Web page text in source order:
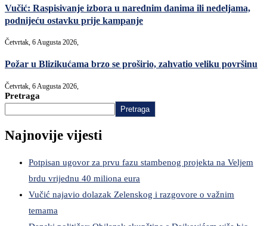
Vučić: Raspisivanje izbora u narednim danima ili nedeljama,
podnijeću ostavku prije kampanje
Četvrtak, 6 Augusta 2026,
Požar u Blizikućama brzo se proširio, zahvatio veliku površinu
Četvrtak, 6 Augusta 2026,
Pretraga
Pretraga
Najnovije vijesti
Potpisan ugovor za prvu fazu stambenog projekta na Veljem
brdu vrijednu 40 miliona eura
Vučić najavio dolazak Zelenskog i razgovore o važnim
temama